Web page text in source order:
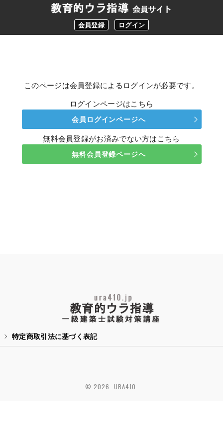
会員登録 ログイン
このページは会員登録によるログインが必要です。
ログインページはこちら
会員ログインページへ
無料会員登録がお済みでない方はこちら
無料会員登録ページへ
特定商取引法に基づく表記
© 2026 URA410.